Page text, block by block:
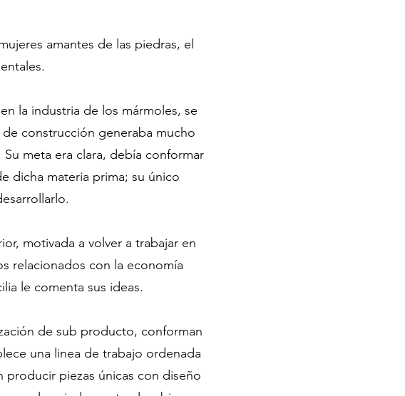
amantes de las piedras, el
la industria de los mármoles, se
construcción generaba mucho
meta era clara, debía conformar
dicha materia prima; su único
motivada a volver a trabajar en
relacionados con la economía
le comenta sus ideas.
de sub producto, conforman
una linea de trabajo ordenada
piezas únicas con diseño